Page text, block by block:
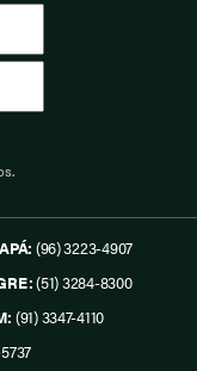
(96) 3223-4907
(51) 3284-8300
(91) 3347-4110